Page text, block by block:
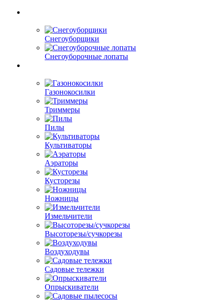
Снегоуборщики
Снегоуборочные лопаты
Газонокосилки
Триммеры
Пилы
Культиваторы
Аэраторы
Кусторезы
Ножницы
Измельчители
Высоторезы/сучкорезы
Воздуходувы
Садовые тележки
Опрыскиватели